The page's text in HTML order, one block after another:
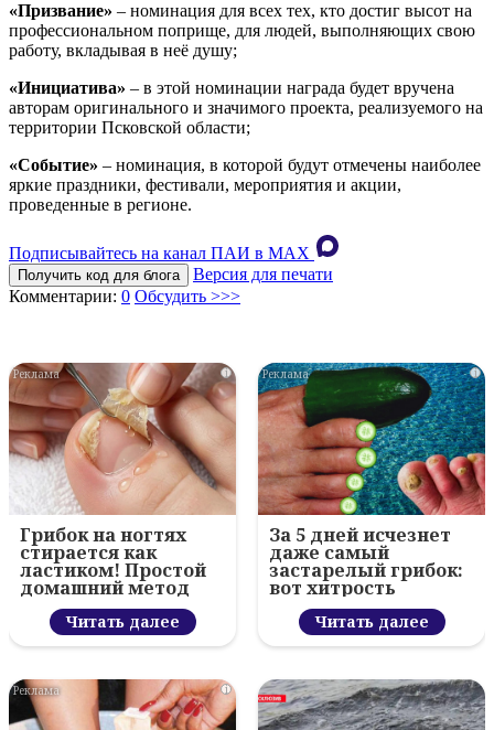
«Призвание» – номинация для всех тех, кто достиг высот на
профессиональном поприще, для людей, выполняющих свою
работу, вкладывая в неё душу;
«Инициатива» – в этой номинации награда будет вручена
авторам оригинального и значимого проекта, реализуемого на
территории Псковской области;
«Событие» – номинация, в которой будут отмечены наиболее
яркие праздники, фестивали, мероприятия и акции,
проведенные в регионе.
Подписывайтесь на канал ПАИ в MAХ
Получить код для блога
Версия для печати
Комментарии: 0 Обсудить >>>
i
Грибок на ногтях
стирается как
ластиком! Простой
домашний метод
Читать далее
i
За 5 дней исчезнет
даже самый
застарелый грибок:
вот хитрость
Читать далее
i